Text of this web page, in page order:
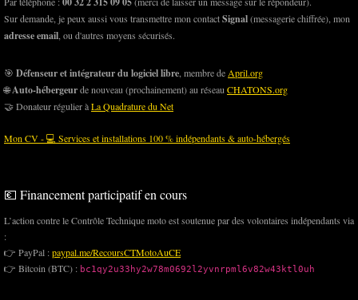
Sur demande, je peux aussi vous transmettre mon contactSignal(messagerie chiffrée), mon
adresse email , ou d'autres moyens sécurisés.
🎯 Défenseur et intégrateur du logiciel libre , membre de April.org
🌐Auto-hébergeurde nouveau (prochainement) au réseau CHATONS.org
🤝 Donateur régulier àLa Quadrature du Net
Mon CV - 💻 Services et installations 100 % indépendants & auto-hébergés
💶 Financement participatif en cours
L’action contre le Contrôle Technique moto est soutenue par des volontaires indépendants via
:
👉 PayPal :paypal.me/RecoursCTMotoAuCE
👉 Bitcoin (BTC) : bc1qy2u33hy2w78m0692l2yvnrpml6v82w43ktl0uh